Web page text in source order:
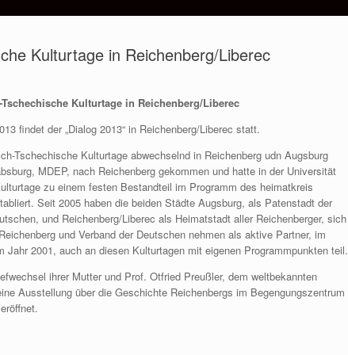
Kulturtage in Reichenberg/Liberec
Kulturtage in Reichenberg/Liberec
findet der „Dialog 2013“ in Reichenberg/Liberec statt.
Tschechische Kulturtage abwechselnd in Reichenberg udn Augsburg
MDEP, nach Reichenberg gekommen und hatte in der Universität
zu einem festen Bestandteil im Programm des heimatkreis
Seit 2005 haben die beiden Städte Augsburg, als Patenstadt der
und Reichenberg/Liberec als Heimatstadt aller Reichenberger, sich
und Verband der Deutschen nehmen als aktive Partner, im
2001, auch an diesen Kulturtagen mit eigenen Programmpunkten teil.
ihrer Mutter und Prof. Otfried Preußler, dem weltbekannten
Ausstellung über die Geschichte Reichenbergs im Begengungszentrum